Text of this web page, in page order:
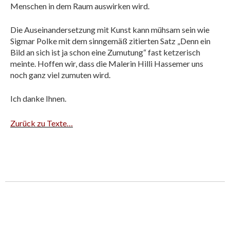
Menschen in dem Raum auswirken wird.
Die Auseinandersetzung mit Kunst kann mühsam sein wie
Sigmar Polke mit dem sinngemäß zitierten Satz „Denn ein
Bild an sich ist ja schon eine Zumutung“ fast ketzerisch
meinte. Hoffen wir, dass die Malerin Hilli Hassemer uns
noch ganz viel zumuten wird.
Ich danke Ihnen.
Zurück zu Texte…